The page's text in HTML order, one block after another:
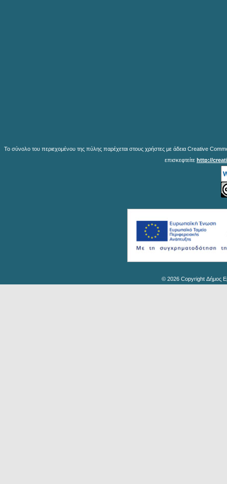
Το σύνολο του περιεχομένου της πύλης παρέχεται στους χρήστες με άδεια Creative
επισκεφτείτε http://
© 2026 Copyright Δήμος